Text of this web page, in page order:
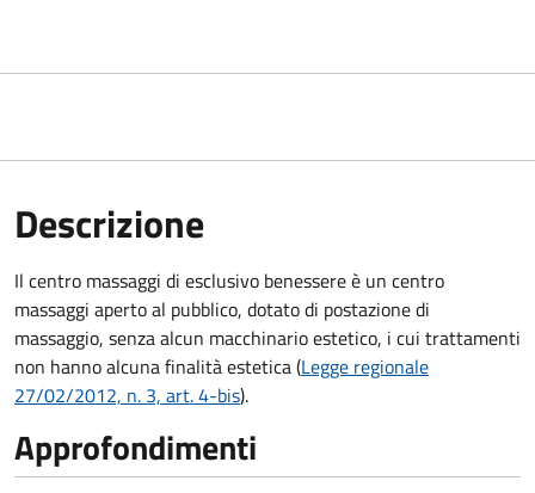
Descrizione
Il centro massaggi di esclusivo benessere è un centro
massaggi aperto al pubblico, dotato di postazione di
massaggio, senza alcun macchinario estetico, i cui trattamenti
non hanno alcuna finalità estetica (Legge regionale
27/02/2012, n. 3, art. 4-bis).
Approfondimenti